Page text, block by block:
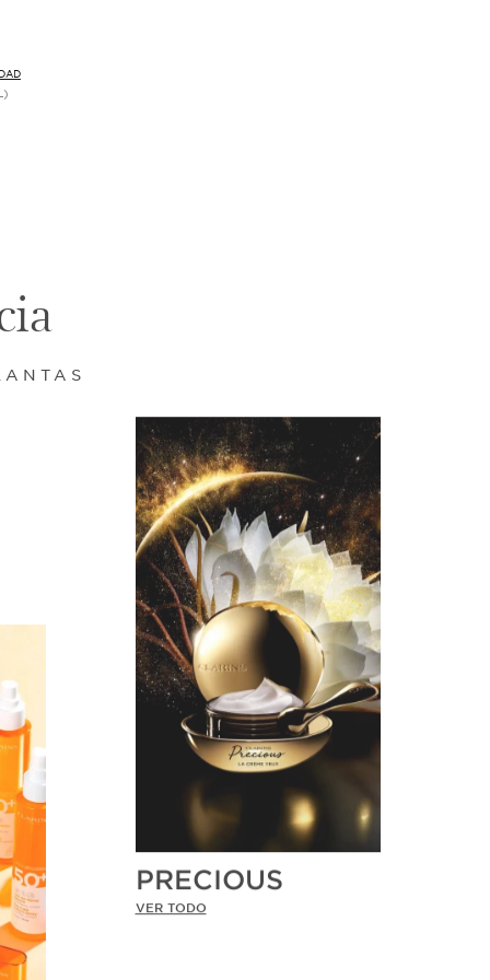
PRECIOUS
VER TODO